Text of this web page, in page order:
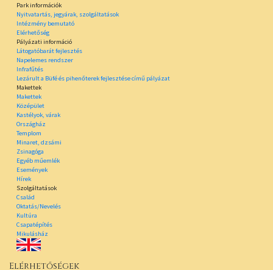
Park információk
Nyitvatartás, jegyárak, szolgáltatások
Intézmény bemutató
Elérhetőség
Pályázati információ
Látogatóbarát fejlesztés
Napelemes rendszer
Infrafűtés
Lezárult a Büfé és pihenőterek fejlesztése című pályázat
Makettek
Makettek
Középület
Kastélyok, várak
Országház
Templom
Minaret, dzsámi
Zsinagóga
Egyéb műemlék
Események
Hírek
Szolgáltatások
Család
Oktatás/Nevelés
Kultúra
Csapatépítés
Mikulásház
Elérhetőségek